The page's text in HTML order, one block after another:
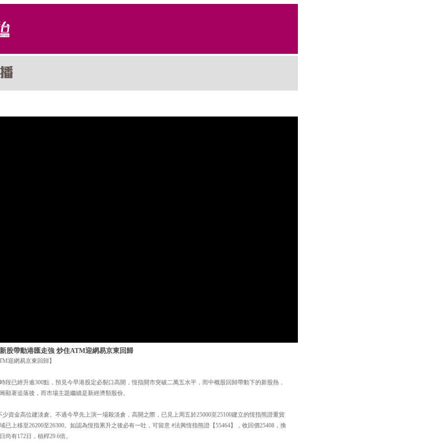
股帶動港匯走強 炒住ATM迎網易京東回歸
迎網易京東回歸】
段已經升逾300點，預見今早港股定必裂口高開，恆指開市突破二萬五水平，而中概股回歸帶動下的新股熱，
顯著追落後，而市場主題繼續是新經濟類股份。
資金高位建淡倉。不過今早先上演一場殺淡倉，高開之際，已見上周五於25000至25100建立的恆指熊證重貨
已上移至26200至26300。如認為恆指累升之後必有一吐，可留意 #法興恆指熊證【55464】，收回價25408，換
尚有172日，槓桿29.6倍。